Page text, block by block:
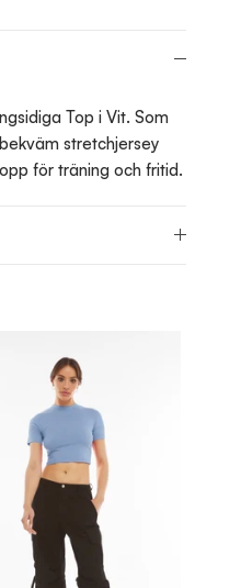
Top i Vit. Som
stretchjersey
för träning och fritid.